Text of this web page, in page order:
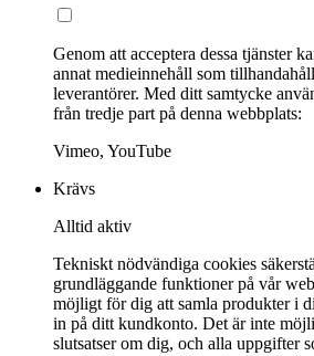
Genom att acceptera dessa tjänster
annat medieinnehåll som
leverantörer. Med ditt samtycke
från tredje part på denna webbplats:
Vimeo, YouTube
Krävs
Alltid aktiv
Tekniskt nödvändiga cookies
grundläggande funktioner på vår
möjligt för dig att samla produkter i
in på ditt kundkonto. Det är inte
slutsatser om dig, och alla uppgifter